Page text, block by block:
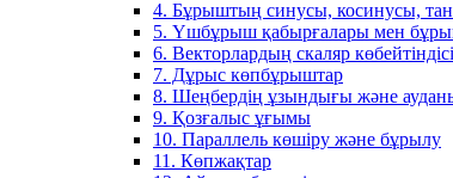
4. Бұрыштың синусы, косинусы,
5. Үшбұрыш қабырғалары мен
6. Векторлардың скаляр көбейтіндісі
7. Дұрыс көпбұрыштар
8. Шеңбердің ұзындығы және
9. Қозғалыс ұғымы
10. Параллель көшіру және бұрылу
11. Көпжақтар